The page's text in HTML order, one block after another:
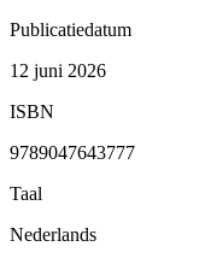
Publicatiedatum
12 juni 2026
ISBN
9789047643777
Taal
Nederlands